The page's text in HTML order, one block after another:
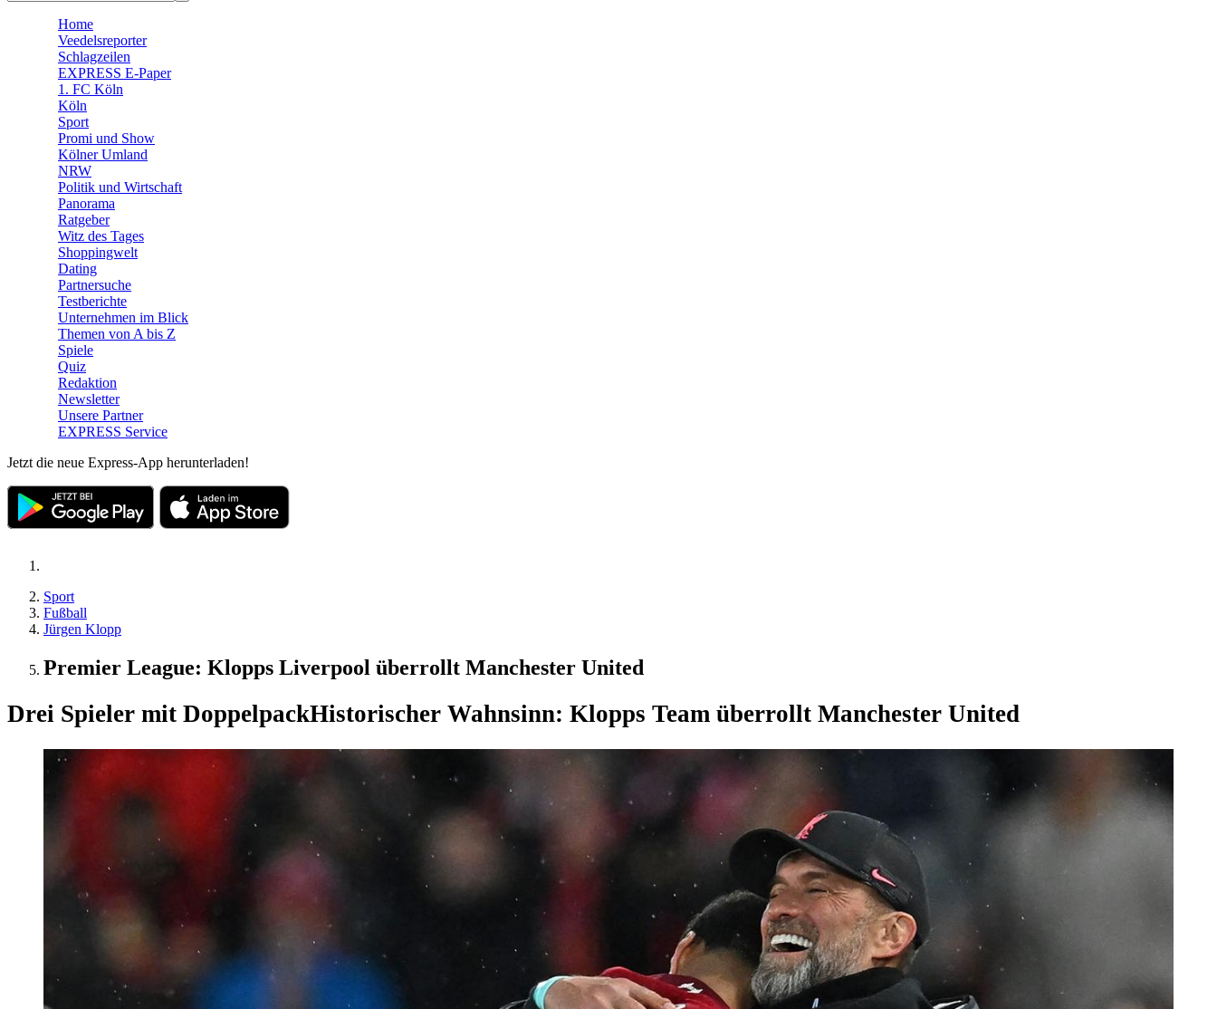
🛒 Shoppingwelt
Home
Veedelsreporter
Schlagzeilen
EXPRESS E-Paper
1. FC Köln
Köln
Sport
Promi und Show
Kölner Umland
NRW
Politik und Wirtschaft
Panorama
Ratgeber
Witz des Tages
Shoppingwelt
Dating
Partnersuche
Testberichte
Unternehmen im Blick
Themen von A bis Z
Spiele
Quiz
Redaktion
Newsletter
Unsere Partner
EXPRESS Service
Jetzt die neue Express-App herunterladen!
Sport
Fußball
Jürgen Klopp
Premier League: Klopps Liverpool überrollt Manchester United
Drei Spieler mit DoppelpackHistorischer Wahnsinn: Klopps Team überrollt Manchester United